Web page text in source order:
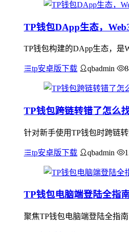
TP钱包DApp生态，
TP钱包构建的DApp生态，是
tp安卓版下载 qbadmin
TP钱包跨链转错了怎么
针对新手使用TP钱包时跨链
tp安卓版下载 qbadmin
TP钱包电脑端登陆全指
聚焦TP钱包电脑端登陆全指